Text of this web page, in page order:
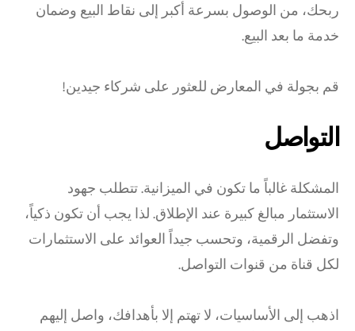
ربحك، من الوصول بسرعة أكبر إلى نقاط البيع وضمان
خدمة ما بعد البيع.
قم بجولة في المعارض للعثور على شركاء جيدين!
التواصل
المشكلة غالباً ما تكون في الميزانية. تتطلب جهود
الاستثمار مبالغ كبيرة عند الإطلاق. لذا يجب أن تكون ذكياً،
وتفضل الرقمية، وتحسب جيداً العوائد على الاستثمارات
لكل قناة من قنوات التواصل.
اذهب إلى الأساسيات، لا تهتم إلا بأهدافك، واصل إليهم